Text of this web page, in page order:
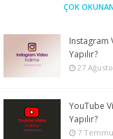
ÇOK
Instagram
Yapılır?
27
YouTube
Yapılır?
7